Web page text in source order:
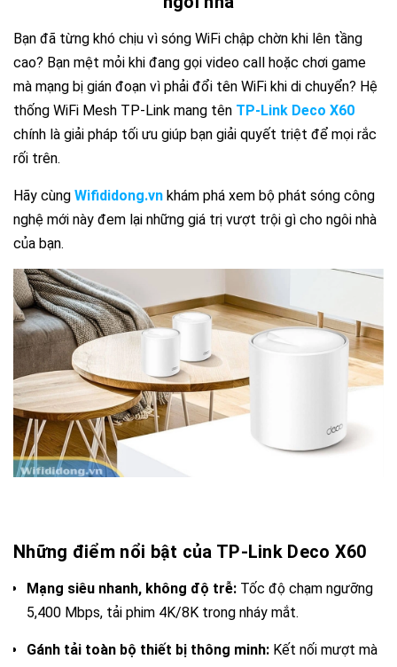
Bạn đã từng khó chịu vì sóng WiFi chập chờn khi lên tầng
cao? Bạn mệt mỏi khi đang gọi video call hoặc chơi game
mà mạng bị gián đoạn vì phải đổi tên WiFi khi di chuyển? Hệ
thống WiFi Mesh TP-Link mang tên TP-Link Deco X60
chính là giải pháp tối ưu giúp bạn giải quyết triệt để mọi rắc
rối trên.
Hãy cùng Wifididong.vn khám phá xem bộ phát sóng công
nghệ mới này đem lại những giá trị vượt trội gì cho ngôi nhà
của bạn.
Những điểm nổi bật của TP-Link Deco X60
Mạng siêu nhanh, không độ trễ: Tốc độ chạm ngưỡng
5,400 Mbps, tải phim 4K/8K trong nháy mắt.
Gánh tải toàn bộ thiết bị thông minh: Kết nối mượt mà